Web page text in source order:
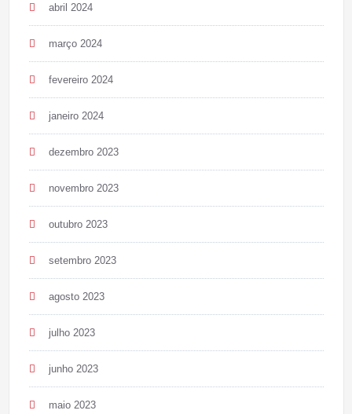
abril 2024
março 2024
fevereiro 2024
janeiro 2024
dezembro 2023
novembro 2023
outubro 2023
setembro 2023
agosto 2023
julho 2023
junho 2023
maio 2023